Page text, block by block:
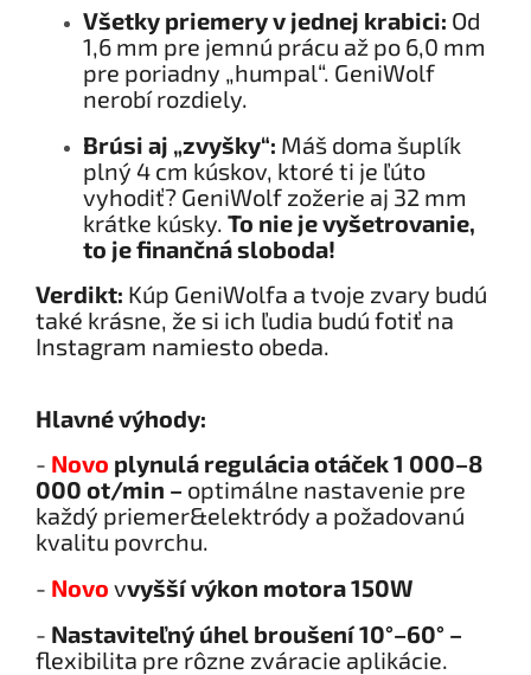
Všetky priemery v jednej krabici: Od
1,6 mm pre jemnú prácu až po 6,0 mm
pre poriadny „humpal“. GeniWolf
nerobí rozdiely.
Brúsi aj „zvyšky“: Máš doma šuplík
plný 4 cm kúskov, ktoré ti je ľúto
vyhodiť? GeniWolf zožerie aj 32 mm
krátke kúsky. To nie je vyšetrovanie,
to je finančná sloboda!
Verdikt: Kúp GeniWolfa a tvoje zvary budú
také krásne, že si ich ľudia budú fotiť na
Instagram namiesto obeda.
Hlavné výhody:
- Novo plynulá regulácia otáček1 000–8
000 ot/min – optimálne nastavenie pre
každý priemer&elektródy a požadovanú
kvalitu povrchu.
- Novo vvyšší výkon motora 150W
- Nastaviteľný úhel broušení10°–60° –
flexibilita pre rôzne zváracie aplikácie.